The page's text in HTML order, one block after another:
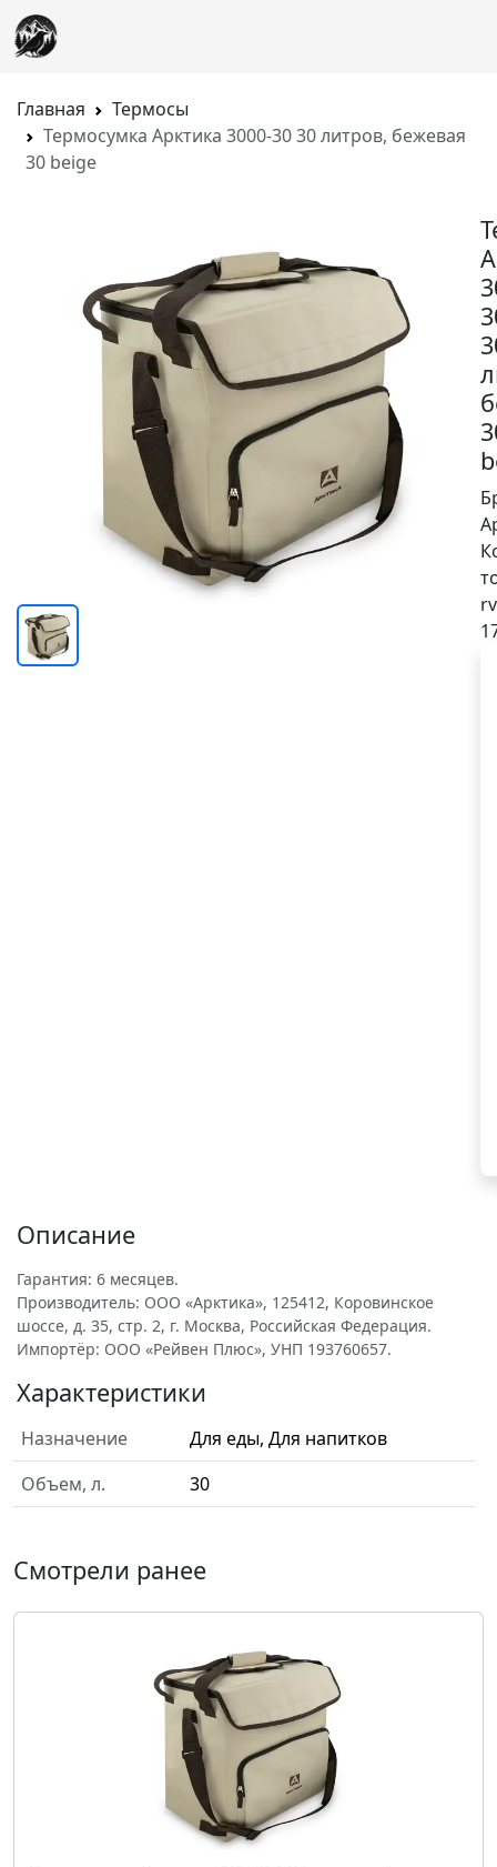
Главная
Термосы
Термосумка Арктика 3000-30 30 литров, бежевая
30 beige
Описание
Гарантия: 6 месяцев.
Производитель: ООО «Арктика», 125412, Коровинское
шоссе, д. 35, стр. 2, г. Москва, Российская Федерация.
Импортёр: ООО «Рейвен Плюс», УНП 193760657.
Характеристики
Назначение
Для еды, Для напитков
Объем, л.
30
Смотрели ранее